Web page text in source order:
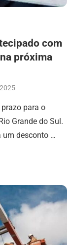
com
próxima
para o
Grande do Sul.
um desconto …